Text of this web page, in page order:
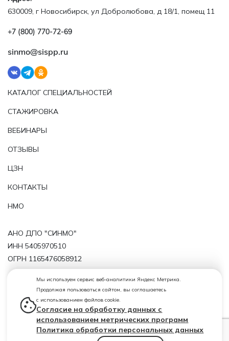
Мы используем сервис веб-аналитики Яндекс Метрика.
Продолжая пользоваться сайтом, вы соглашаетесь
с использованием файлов cookie.
Согласие на обработку данных с
использованием метрических программ
Политика обработки персональных данных
630009, г Новосибирск, ул Добролюбова, д 18/1, помещ 11
+7 (800) 770‑72‑69
sinmo@sispp.ru
КАТАЛОГ СПЕЦИАЛЬНОСТЕЙ
СТАЖИРОВКА
ВЕБИНАРЫ
ОТЗЫВЫ
ЦЗН
КОНТАКТЫ
НМО
АНО ДПО "СИНМО"
ИНН 5405970510
ОГРН 1165476058912
Политика обработки персональных данных
Лицензия от 29.11.2019 № 11143 серия 54ЛО1 № 0004724
(регистрационный номер лицензии Л035-01199-
54/00209819)